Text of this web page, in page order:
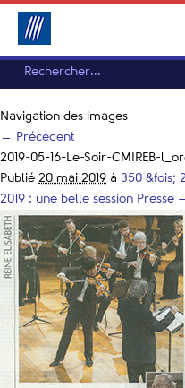
Navigation des images
← Précédent
2019-05-16-Le-Soir-CMIREB-
Publié 20 mai 2019 à 350 &fois;
2019 : une belle session Presse